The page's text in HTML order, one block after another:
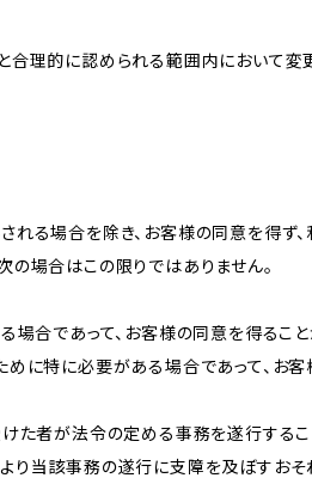
合理的に認められる範囲内において変
れる場合を除き、お客様の同意を得ず
の場合はこの限りではありません。
場合であって、お客様の同意を得るこ
に特に必要がある場合であって、お
た者が法令の定める事務を遂行する
り当該事務の遂行に支障を及ぼすおそ